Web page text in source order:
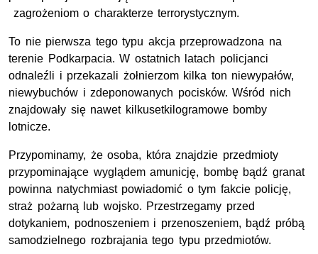
zagrożeniom o charakterze terrorystycznym.
To nie pierwsza tego typu akcja przeprowadzona na
terenie Podkarpacia. W ostatnich latach policjanci
odnaleźli i przekazali żołnierzom kilka ton niewypałów,
niewybuchów i zdeponowanych pocisków. Wśród nich
znajdowały się nawet kilkusetkilogramowe bomby
lotnicze.
Przypominamy, że osoba, która znajdzie przedmioty
przypominające wyglądem amunicję, bombę bądź granat
powinna natychmiast powiadomić o tym fakcie policję,
straż pożarną lub wojsko. Przestrzegamy przed
dotykaniem, podnoszeniem i przenoszeniem, bądź próbą
samodzielnego rozbrajania tego typu przedmiotów.